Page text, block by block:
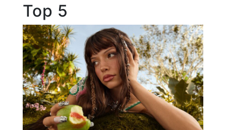
Top 5